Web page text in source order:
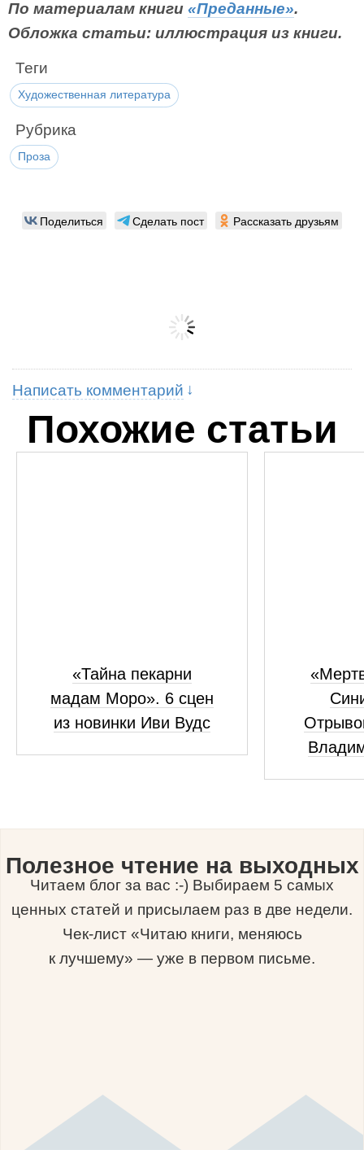
По материалам книги «Преданные».
Обложка статьи: иллюстрация из книги.
Теги
Художественная литература
Рубрика
Проза
Поделиться Сделать пост Рассказать друзьям
Написать комментарий
Похожие статьи
«Тайна пекарни
мадам Моро». 6 сцен
из новинки Иви Вудс
Полезное чтение на выходных
Читаем блог за вас :-) Выбираем 5 самых
ценных статей и присылаем раз в две недели.
Чек-лист «Читаю книги, меняюсь
к лучшему» — уже в первом письме.